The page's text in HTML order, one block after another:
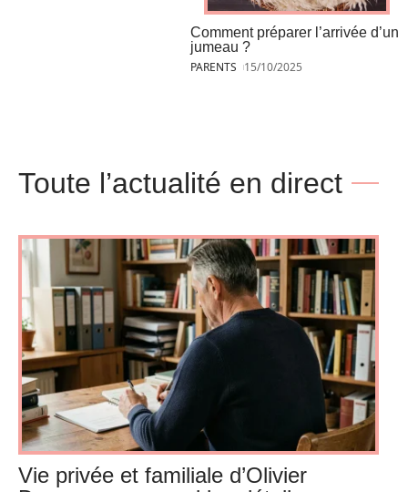
Comment préparer l’arrivée d’un
jumeau ?
PARENTS 15/10/2025
Toute l’actualité en direct
Vie privée et familiale d’Olivier